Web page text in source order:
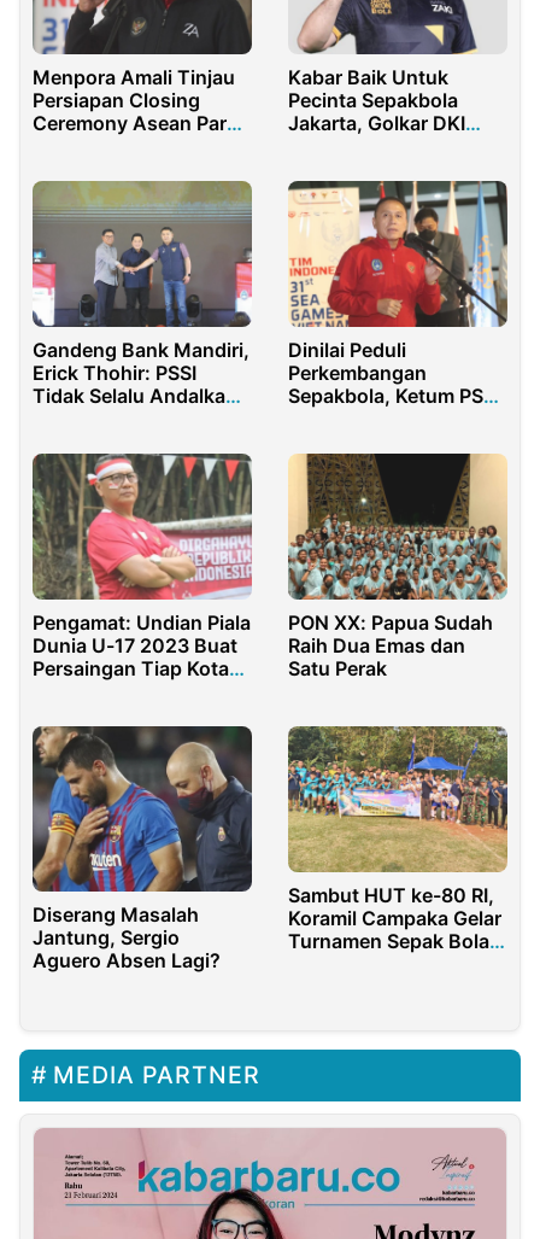
Menpora Amali Tinjau
Persiapan Closing
Ceremony Asean Para
Kabar Baik Untuk
Pecinta Sepakbola
Jakarta, Golkar DKI
Gandeng Bank Mandiri,
Erick Thohir: PSSI
Tidak Selalu Andalkan
Dinilai Peduli
Perkembangan
Sepakbola, Ketum PSSI
Pengamat: Undian Piala
Dunia U-17 2023 Buat
Persaingan Tiap Kota
PON XX: Papua Sudah
Raih Dua Emas dan
Satu Perak
Diserang Masalah
Jantung, Sergio
Aguero Absen Lagi?
Sambut HUT ke-80 RI,
Koramil Campaka Gelar
Turnamen Sepak Bola
MEDIA PARTNER